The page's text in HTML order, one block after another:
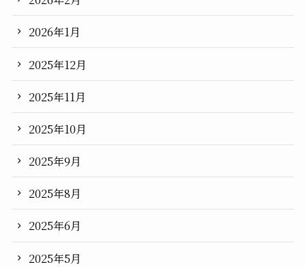
2026年1月
2025年12月
2025年11月
2025年10月
2025年9月
2025年8月
2025年6月
2025年5月